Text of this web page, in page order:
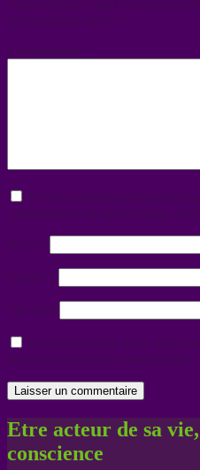
Etre acteur de sa
conscience